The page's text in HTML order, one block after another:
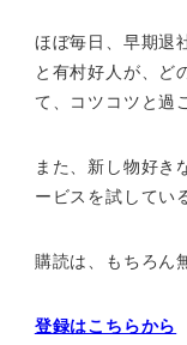
ほぼ毎日、早期退
と有村好人が、ど
て、 コツコツと過
また、新し物好き
ービスを試してい
購読は、もちろん
登録はこちらから